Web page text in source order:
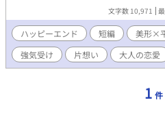
文字数 10,971
ハッピーエンド 短編 美形×
強気受け
片想い 大人の恋愛
1 件